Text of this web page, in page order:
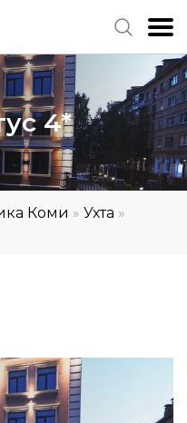
4*
Коми » Ухта »